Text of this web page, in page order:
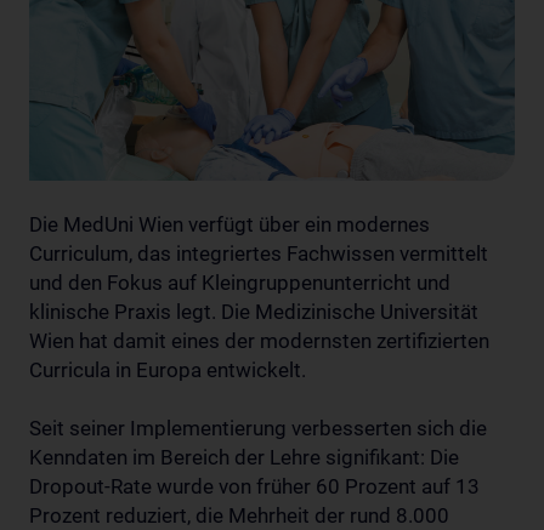
Die MedUni Wien verfügt über ein modernes
Curriculum, das integriertes Fachwissen vermittelt
und den Fokus auf Kleingruppenunterricht und
klinische Praxis legt. Die Medizinische Universität
Wien hat damit eines der modernsten zertifizierten
Curricula in Europa entwickelt.
Seit seiner Implementierung verbesserten sich die
Kenndaten im Bereich der Lehre signifikant: Die
Dropout-Rate wurde von früher 60 Prozent auf 13
Prozent reduziert, die Mehrheit der rund 8.000